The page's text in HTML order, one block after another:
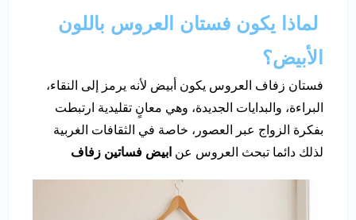
لماذا يكون فستان العروس باللون
الأبيض؟
فستان زفاف العروس يكون أبيض لأنه يرمز إلى النقاء،
البراءة، والبدايات الجديدة، وهي معانٍ تقليدية ارتبطت
بفكرة الزواج عبر العصور، خاصة في الثقافات الغربية
لذلك دائما تبحث العروس عن ابيض فساتين زفاف